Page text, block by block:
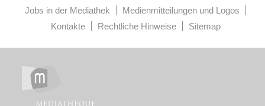
Jobs in der Mediathek
Medienmitteilungen und Logos
Kontakte
Rechtliche Hinweise Sitemap